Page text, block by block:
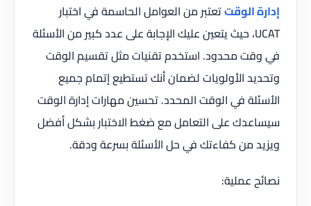
إدارة الوقتتعتبر من العوامل الحاسمة في اختبار
UCAT، حيث يتعين عليك الإجابة على عدد كبير من الأسئلة
في وقت محدود. استخدم تقنيات مثل تقسيم الوقت
وتحديد الأولويات لضمان أنك تستطيع إتمام جميع
الأسئلة في الوقت المحدد. تحسين مهارات إدارة الوقت
سيساعدك على التعامل مع ضغط الاختبار بشكل أفضل
ويزيد من كفاءتك في حل الأسئلة بسرعة ودقة.
نصائح عملية: